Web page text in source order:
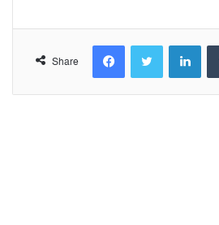
Share